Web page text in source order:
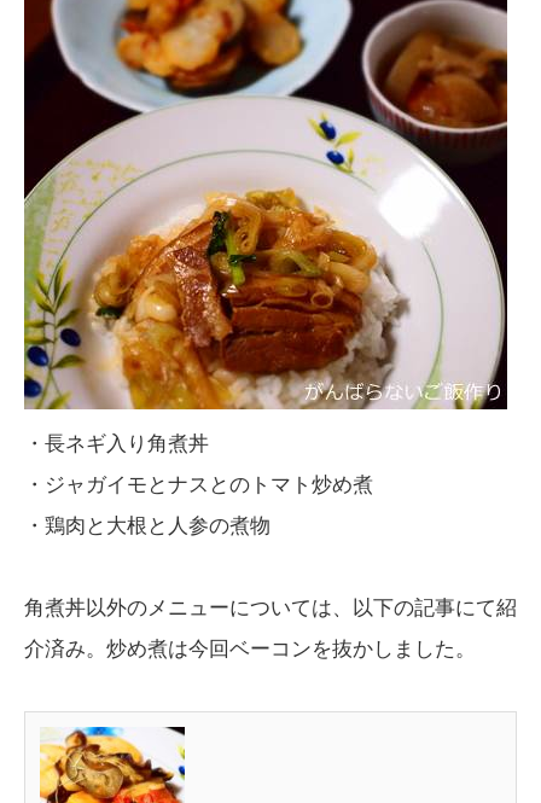
・長ネギ入り角煮丼
・ジャガイモとナスとのトマト炒め煮
・鶏肉と大根と人参の煮物
角煮丼以外のメニューについては、以下の記事にて紹
介済み。炒め煮は今回ベーコンを抜かしました。